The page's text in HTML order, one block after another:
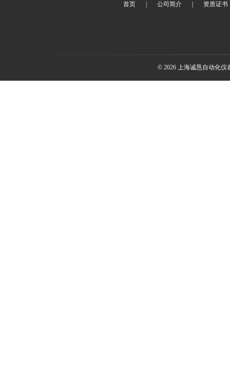
首页 公司简介 资质证书
© 2026 上海诚恳自动化仪